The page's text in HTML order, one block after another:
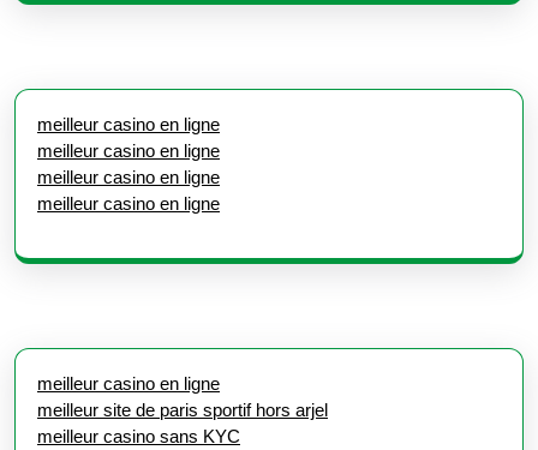
meilleur casino en ligne
meilleur casino en ligne
meilleur casino en ligne
meilleur casino en ligne
meilleur casino en ligne
meilleur site de paris sportif hors arjel
meilleur casino sans KYC